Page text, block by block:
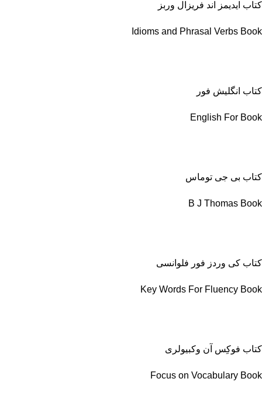
کتاب ایدیمز اند فریزال وربز
Idioms and Phrasal Verbs Book
کتاب انگلیش فور
English For Book
کتاب بی جی توماس
B J Thomas Book
کتاب کی وردز فور فلوانسی
Key Words For Fluency Book
کتاب فوکِس آن وکبیولری
Focus on Vocabulary Book